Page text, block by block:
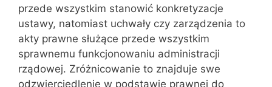
przede wszystkim stanowić konkretyzacje
ustawy, natomiast uchwały czy zarządzenia to
akty prawne służące przede wszystkim
sprawnemu funkcjonowaniu admi‌nistracji
rządowej. Zróżnicowanie to znajduje swe
odzwierciedlenie w podsta‌wie prawnej do